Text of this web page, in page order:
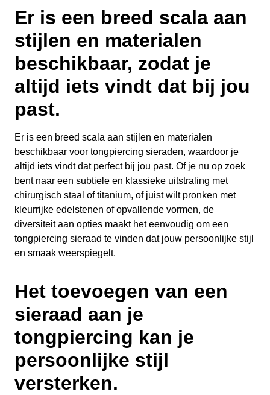
Er is een breed scala aan
stijlen en materialen
beschikbaar, zodat je
altijd iets vindt dat bij jou
past.
Er is een breed scala aan stijlen en materialen
beschikbaar voor tongpiercing sieraden, waardoor je
altijd iets vindt dat perfect bij jou past. Of je nu op zoek
bent naar een subtiele en klassieke uitstraling met
chirurgisch staal of titanium, of juist wilt pronken met
kleurrijke edelstenen of opvallende vormen, de
diversiteit aan opties maakt het eenvoudig om een
tongpiercing sieraad te vinden dat jouw persoonlijke stijl
en smaak weerspiegelt.
Het toevoegen van een
sieraad aan je
tongpiercing kan je
persoonlijke stijl
versterken.